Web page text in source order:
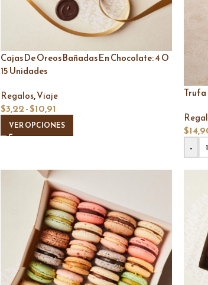
Cajas De Oreos Bañadas En Chocolate: 4 O
15 Unidades
Regalos,Viaje
$3,22-$10,91
VER OPCIONES
Trufa
$
-